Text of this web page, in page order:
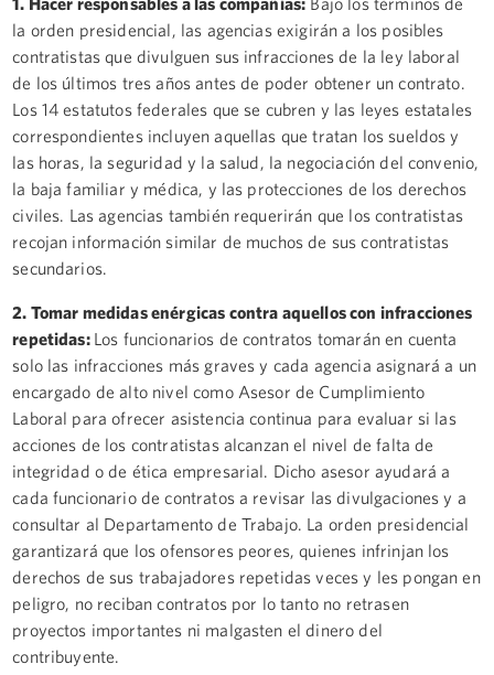
la orden presidencial, las agencias exigirán a los posibles
contratistas que divulguen sus infracciones de la ley laboral
de los últimos tres años antes de poder obtener un contrato.
Los 14 estatutos federales que se cubren y las leyes estatales
correspondientes incluyen aquellas que tratan los sueldos y
las horas, la seguridad y la salud, la negociación del convenio,
la baja familiar y médica, y las protecciones de los derechos
civiles. Las agencias también requerirán que los contratistas
recojan información similar de muchos de sus contratistas
secundarios.
2. Tomar medidas enérgicas contra aquellos con infracciones
repetidas: Los funcionarios de contratos tomarán en cuenta
solo las infracciones más graves y cada agencia asignará a un
encargado de alto nivel como Asesor de Cumplimiento
Laboral para ofrecer asistencia continua para evaluar si las
acciones de los contratistas alcanzan el nivel de falta de
integridad o de ética empresarial. Dicho asesor ayudará a
cada funcionario de contratos a revisar las divulgaciones y a
consultar al Departamento de Trabajo. La orden presidencial
garantizará que los ofensores peores, quienes infrinjan los
derechos de sus trabajadores repetidas veces y les pongan en
peligro, no reciban contratos por lo tanto no retrasen
proyectos importantes ni malgasten el dinero del
contribuyente.